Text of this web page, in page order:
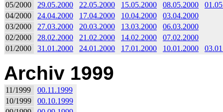
05/2000
29.05.2000 22.05.2000 15.05.2000 08.05.2000
04/2000
24.04.2000 17.04.2000 10.04.2000
03.04.2000
03/2000
27.03.2000 20.03.2000 13.03.2000
06.03.2000
02/2000
28.02.2000 21.02.2000 14.02.2000
07.02.2000
01/2000
31.01.2000 24.01.2000 17.01.2000 10.01.2000
Archiv 1999
11/1999
00.11.1999
10/1999
00.10.1999